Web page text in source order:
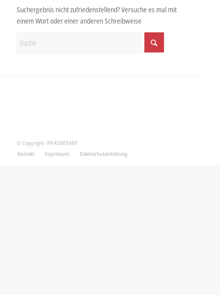
Suchergebnis nicht zufriedenstellend? Versuche es mal mit
einem Wort oder einer anderen Schreibweise
© Copyright - PR KONSTANT
Kontakt
Impressum Datenschutzerklärung